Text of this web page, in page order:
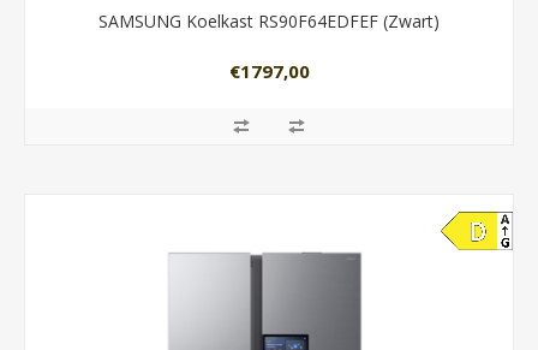
SAMSUNG Koelkast RS90F64EDFEF (Zwart)
€1797,00